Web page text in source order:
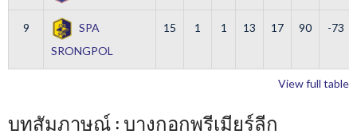
9
SPA
SRONGPOL
15 1 1 13 17 90 -73
View full table
บทสัมภาษณ์ : บางกอกพรีเมียร์ลีก